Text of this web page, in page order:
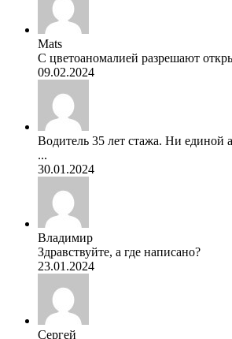
Mats
С цветоаномалией разрешают
09.02.2024
Водитель 35 лет стажа. Ни единой
...
30.01.2024
Владимир
Здравствуйте, а где написано?
23.01.2024
Сергей